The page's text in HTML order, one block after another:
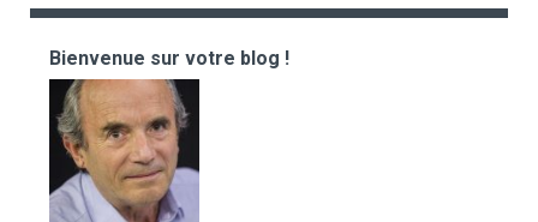
Bienvenue sur votre blog !